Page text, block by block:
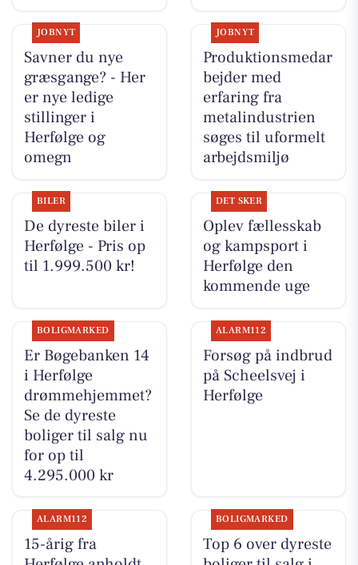
JOBNYT
Savner du nye
græsgange? - Her
er nye ledige
stillinger i
Herfølge og
omegn
JOBNYT
Produktionsmedar
bejder med
erfaring fra
metalindustrien
søges til uformelt
arbejdsmiljø
BILER
De dyreste biler i
Herfølge - Pris op
til 1.999.500 kr!
DET SKER
Oplev fællesskab
og kampsport i
Herfølge den
kommende uge
BOLIGMARKED
Er Bøgebanken 14
i Herfølge
drømmehjemmet?
Se de dyreste
boliger til salg nu
for op til
4.295.000 kr
ALARM112
Forsøg på indbrud
på Scheelsvej i
Herfølge
ALARM112
15-årig fra
BOLIGMARKED
Top 6 over dyreste